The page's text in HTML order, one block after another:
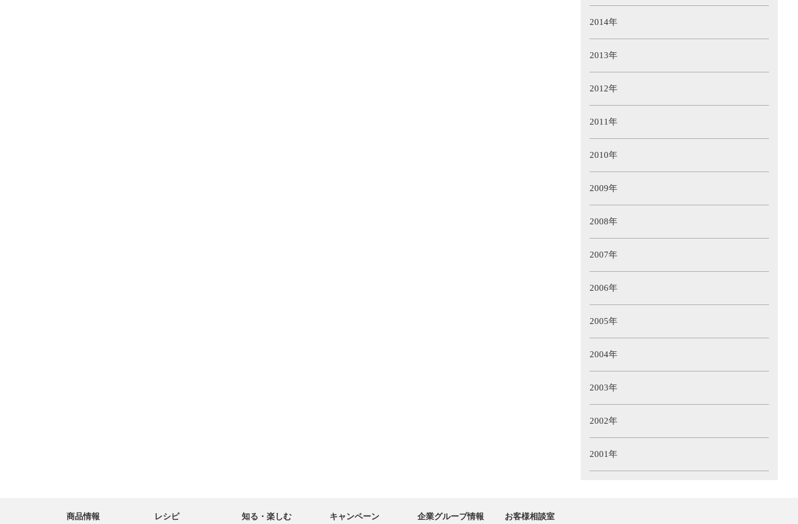
2014年
2013年
2012年
2011年
2010年
2009年
2008年
2007年
2006年
2005年
2004年
2003年
2002年
2001年
商品情報 レシピ 知る・楽しむ キャンペーン 企業グループ情報 お客様相談室